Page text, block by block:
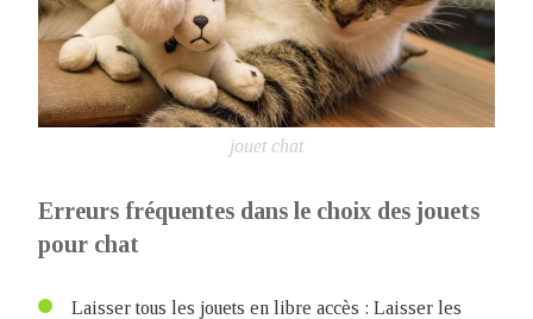
jouet chat
Erreurs fréquentes dans le choix des jouets
pour chat
Laisser tous les jouets en libre accès : Laisser les